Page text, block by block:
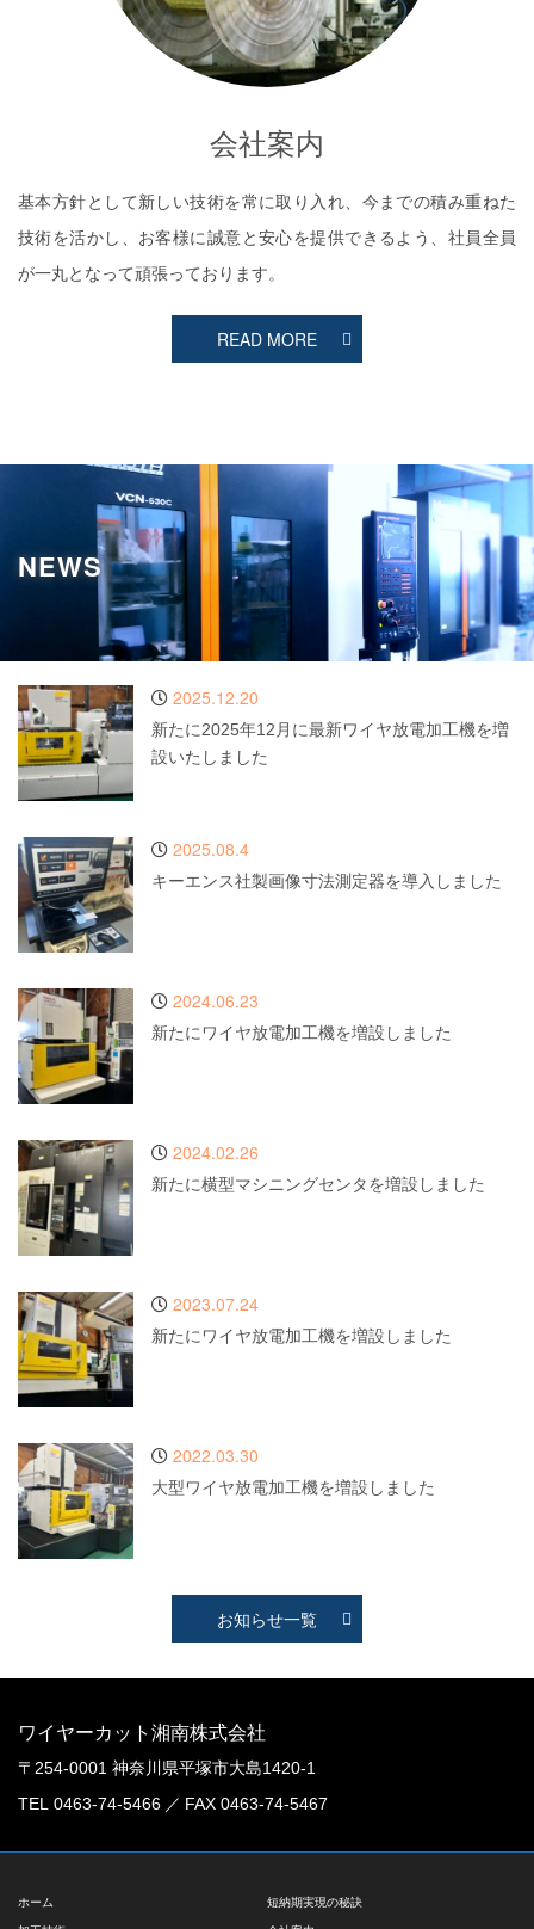
会社案内
基本方針として新しい技術を常に取り入れ、今までの積み重ねた
技術を活かし、お客様に誠意と安心を提供できるよう、社員全員
が一丸となって頑張っております。
READ MORE
NEWS
2025.12.20
新たに2025年12月に最新ワイヤ放電加工機を増
設いたしました
2025.08.4
キーエンス社製画像寸法測定器を導入しました
2024.06.23
新たにワイヤ放電加工機を増設しました
2024.02.26
新たに横型マシニングセンタを増設しました
2023.07.24
新たにワイヤ放電加工機を増設しました
2022.03.30
大型ワイヤ放電加工機を増設しました
お知らせ一覧
ワイヤーカット湘南株式会社
〒254-0001 神奈川県平塚市大島1420-1
TEL 0463-74-5466 ／ FAX 0463-74-5467
ホーム 短納期実現の秘訣